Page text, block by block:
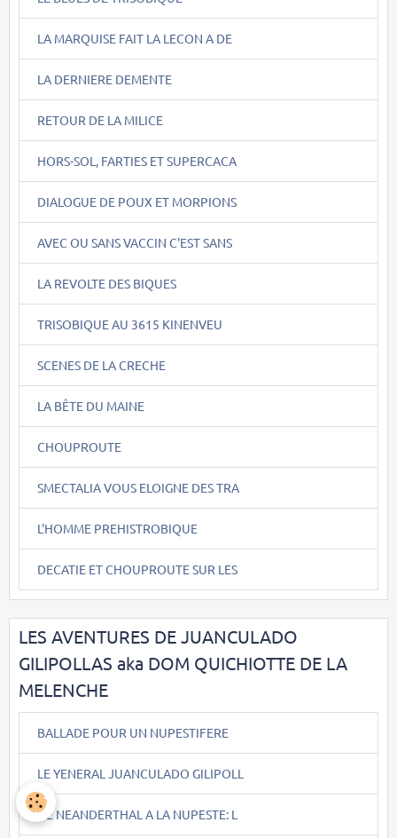
LA MARQUISE FAIT LA LECON A DE
LA DERNIERE DEMENTE
RETOUR DE LA MILICE
HORS-SOL, FARTIES ET SUPERCACA
DIALOGUE DE POUX ET MORPIONS
AVEC OU SANS VACCIN C'EST SANS
LA REVOLTE DES BIQUES
TRISOBIQUE AU 3615 KINENVEU
SCENES DE LA CRECHE
LA BÊTE DU MAINE
CHOUPROUTE
SMECTALIA VOUS ELOIGNE DES TRA
L'HOMME PREHISTROBIQUE
DECATIE ET CHOUPROUTE SUR LES
LES AVENTURES DE JUANCULADO
GILIPOLLAS aka DOM QUICHIOTTE DE LA
MELENCHE
BALLADE POUR UN NUPESTIFERE
LE YENERAL JUANCULADO GILIPOLL
DE NEANDERTHAL A LA NUPESTE: L